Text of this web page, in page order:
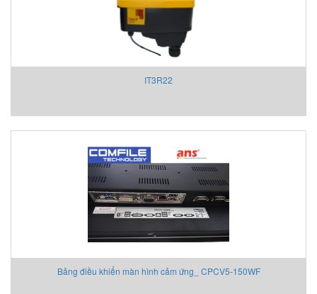
IT3R22
Bảng điều khiển màn hình cảm ứng_ CPCV5-150WF